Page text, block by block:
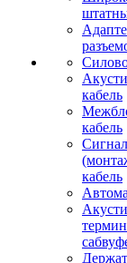
кабель
кабель
кабель